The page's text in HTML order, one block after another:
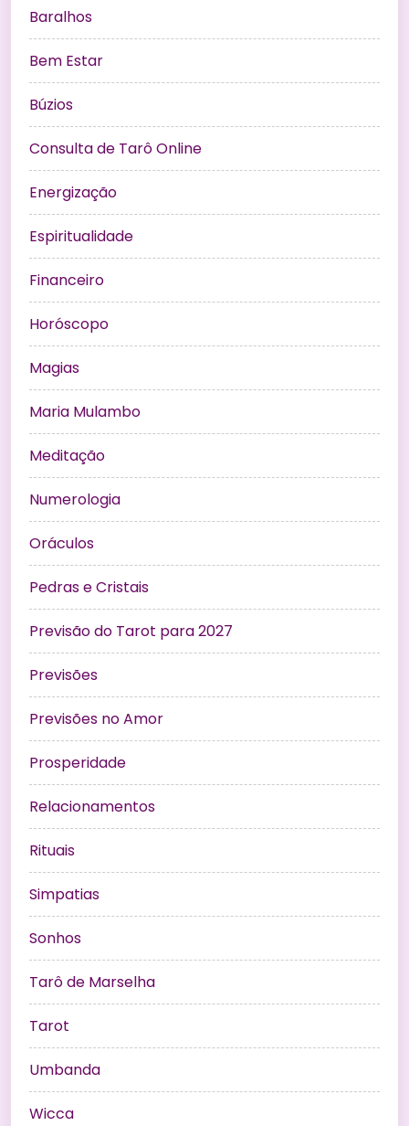
Baralhos
Bem Estar
Búzios
Consulta de Tarô Online
Energização
Espiritualidade
Financeiro
Horóscopo
Magias
Maria Mulambo
Meditação
Numerologia
Oráculos
Pedras e Cristais
Previsão do Tarot para 2027
Previsões
Previsões no Amor
Prosperidade
Relacionamentos
Rituais
Simpatias
Sonhos
Tarô de Marselha
Tarot
Umbanda
Wicca